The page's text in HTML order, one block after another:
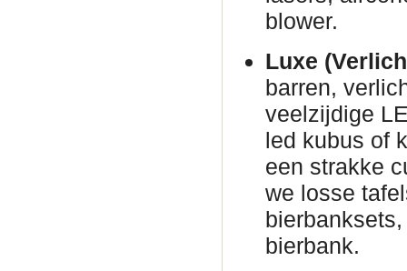
blower.
Luxe
barren,
veelzijdige
led kubus of
een strakke
we losse
bierbank.